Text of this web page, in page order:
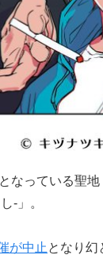
なっている聖
-」。
が中止 となり幻